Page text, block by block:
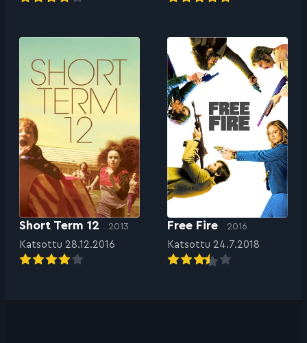
Short Term 12 2013
Katsottu 28.12.2016
Free Fire 2016
Katsottu 24.7.2018